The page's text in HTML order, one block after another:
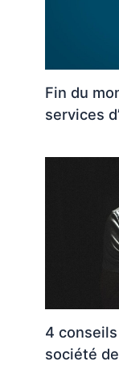
Fin du
services
4
société